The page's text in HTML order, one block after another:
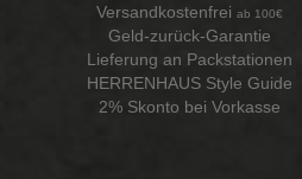
Versandkostenfrei ab 100€
Geld-zurück-Garantie
Lieferung an Packstationen
HERRENHAUS Style Guide
2% Skonto bei Vorkasse